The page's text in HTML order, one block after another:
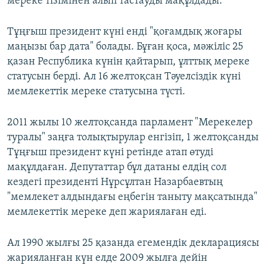
Тұңғыш президент күні енді "қоғамдық жоғары
маңызы бар дата" болады. Бұған қоса, мәжіліс 25
қазан Республика күнін қайтарып, ұлттық мереке
статусын берді. Ал 16 желтоқсан Тәуелсіздік күні
мемлекеттік мереке статусына түсті.
2011 жылы 10 желтоқсанда парламент "Мерекелер
туралы" заңға толықтырулар енгізіп, 1 желтоқсанды
Тұңғыш президент күні ретінде атап өтуді
мақұлдаған. Депутаттар бұл датаны елдің сол
кездегі президенті Нұрсұлтан Назарбаевтың
"мемлекет алдындағы еңбегін таныту мақсатында"
мемлекеттік мереке деп жариялаған еді.
Ал 1990 жылғы 25 қазанда егемендік декларациясы
жарияланған күн елде 2009 жылға дейін